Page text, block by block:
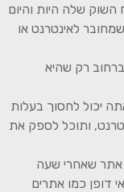
שלה היות והיום
לאינטרנט או
רק שהיא
יכול לחסוך בעלות
ותוכל לספק את
אתר שאחרי שעה
דופן כמו אתרים